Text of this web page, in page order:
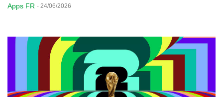
Apps FR - 24/06/2026